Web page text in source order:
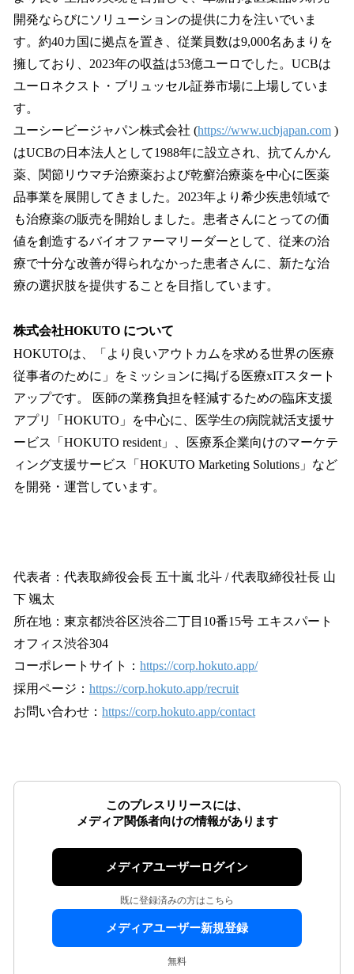
開発ならびにソリューションの提供に力を注いでいま
す。約40カ国に拠点を置き、従業員数は9,000名あまりを
擁しており、2023年の収益は53億ユーロでした。UCBは
ユーロネクスト・ブリュッセル証券市場に上場していま
す。
ユーシービージャパン株式会社 (https://www.ucbjapan.com )
はUCBの日本法人として1988年に設立され、抗てんかん
薬、関節リウマチ治療薬および乾癬治療薬を中心に医薬
品事業を展開してきました。2023年より希少疾患領域で
も治療薬の販売を開始しました。患者さんにとっての価
値を創造するバイオファーマリーダーとして、従来の治
療で十分な改善が得られなかった患者さんに、新たな治
療の選択肢を提供することを目指しています。
株式会社HOKUTO について
HOKUTOは、「より良いアウトカムを求める世界の医療
従事者のために」をミッションに掲げる医療xITスタート
アップです。 医師の業務負担を軽減するための臨床支援
アプリ「HOKUTO」を中心に、医学生の病院就活支援サ
ービス「HOKUTO resident」、医療系企業向けのマーケテ
ィング支援サービス「HOKUTO Marketing Solutions」など
を開発・運営しています。
代表者：代表取締役会長 五十嵐 北斗 / 代表取締役社長 山
下 颯太
所在地：東京都渋谷区渋谷二丁目10番15号 エキスパート
オフィス渋谷304
コーポレートサイト： https://corp.hokuto.app/
採用ページ： https://corp.hokuto.app/recruit
お問い合わせ： https://corp.hokuto.app/contact
このプレスリリースには、
メディア関係者向けの情報があります
メディアユーザーログイン
既に登録済みの方はこちら
メディアユーザー新規登録
無料